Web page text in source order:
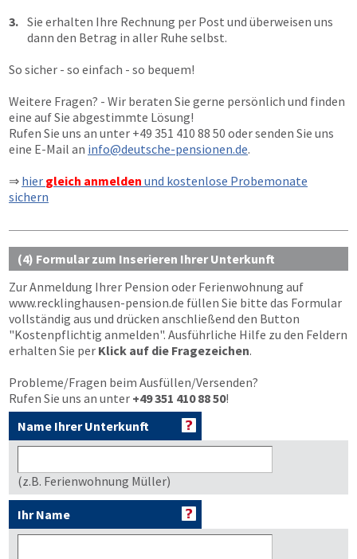
3. Sie erhalten Ihre Rechnung per Post und überweisen uns
dann den Betrag in aller Ruhe selbst.
So sicher - so einfach - so bequem!
Weitere Fragen? - Wir beraten Sie gerne persönlich und finden
eine auf Sie abgestimmte Lösung!
Rufen Sie uns an unter +49 351 410 88 50 oder senden Sie uns
eine E-Mail an info@deutsche-pensionen.de.
⇒ hier gleich anmelden und kostenlose Probemonate
sichern
(4) Formular zum Inserieren Ihrer Unterkunft
Zur Anmeldung Ihrer Pension oder Ferienwohnung auf
www.recklinghausen-pension.de füllen Sie bitte das Formular
vollständig aus und drücken anschließend den Button
"Kostenpflichtig anmelden". Ausführliche Hilfe zu den Feldern
erhalten Sie per Klick auf die Fragezeichen.
Probleme/Fragen beim Ausfüllen/Versenden?
Rufen Sie uns an unter +49 351 410 88 50!
Name Ihrer Unterkunft
(z.B. Ferienwohnung Müller)
Ihr Name